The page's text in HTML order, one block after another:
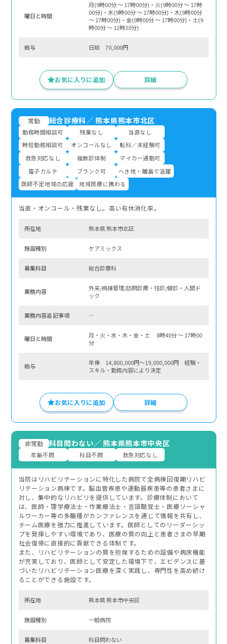
曜⽇と時間
月(9時00分 〜 17時00分)・火(9時00分 〜 17時
00分)・水(9時00分 〜 17時00分)・木(9時00分
〜 17時00分)・金(9時00分 〜 17時00分)・土(9
時00分 〜 12時30分)
給与 日給 70,000円
お気に入りに追加 詳細
常勤 総合診療科／熊本県熊本市北区
勤務時間相談可 残業なし
当直なし
時短勤務相談可
オンコールなし
転科／未経験可
救急対応なし
複数診体制
マイカー通勤可
電子カルテ
ブランク可
へき地・離島で活躍
医師不足地域の応援
地域医療に携わる
当直・オンコール・残業なし。高い有休消化率。
所在地 熊本県 熊本市北区
施設種別 ケアミックス
募集科⽬ 総合診療科
業務内容
外来/病棟管理/訪問診療・往診/健診・人間ド
ック
業務内容追記事項 ―
曜⽇と時間
月・火・水・木・金・土 8時40分 〜 17時00
分
給与
年俸 14,800,000円～19,000,000円 経験・
スキル・勤務内容により決定
お気に入りに追加 詳細
非常勤 科目問わない／熊本県熊本市中央区
年齢不問 科目不問 救急対応なし
当院はリハビリテーションに特化した病院で全病棟回復期リハビ
リテーション病棟です。脳血管疾患や運動器疾患等の患者さまに
対し、集中的なリハビリを提供しています。診療体制において
は、医師・理学療法士・作業療法士・言語聴覚士・医療ソーシャ
ルワーカー等の多職種がカンファレンスを通じて情報を共有し、
チーム医療を強力に推進しています。医師としてのリーダーシッ
プを発揮しやすい環境であり、医療の質の向上と患者さまの早期
社会復帰に直接的に貢献できる体制です。
また、リハビリテーションの質を担保するための設備や病床機能
が充実しており、医師として安定した環境下で、エビデンスに基
づいたリハビリテーション医療を深く実践し、専門性を高め続け
ることができる施設です。
所在地 熊本県 熊本市中央区
施設種別 一般病院
募集科⽬ 科目問わない